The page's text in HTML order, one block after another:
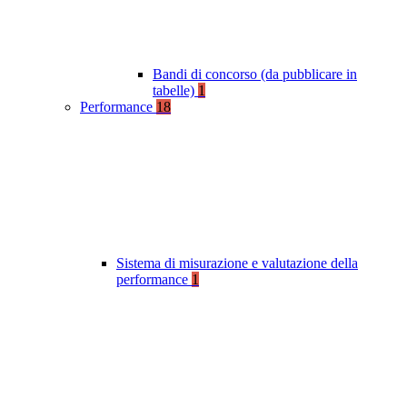
Bandi di concorso (da pubblicare in
tabelle) 1
Performance 18
Sistema di misurazione e valutazione della
performance 1